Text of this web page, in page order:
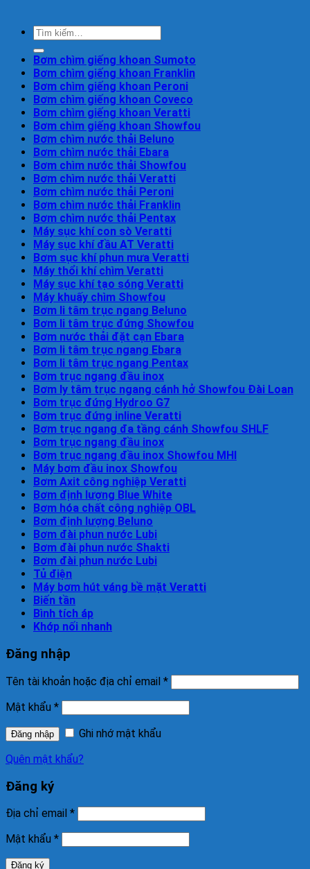
Bơm chìm giếng khoan Sumoto
Bơm chìm giếng khoan Franklin
Bơm chìm giếng khoan Peroni
Bơm chìm giếng khoan Coveco
Bơm chìm giếng khoan Veratti
Bơm chìm giếng khoan Showfou
Bơm chìm nước thải Beluno
Bơm chìm nước thải Ebara
Bơm chìm nước thải Showfou
Bơm chìm nước thải Veratti
Bơm chìm nước thải Peroni
Bơm chìm nước thải Franklin
Bơm chìm nước thải Pentax
Máy sục khí con sò Veratti
Máy sục khí đầu AT Veratti
Bơm sục khí phun mưa Veratti
Máy thổi khí chìm Veratti
Máy sục khí tạo sóng Veratti
Máy khuấy chìm Showfou
Bơm li tâm trục ngang Beluno
Bơm li tâm trục đứng Showfou
Bơm nước thải đặt cạn Ebara
Bơm li tâm trục ngang Ebara
Bơm li tâm trục ngang Pentax
Bơm trục ngang đầu inox
Bơm ly tâm trục ngang cánh hở Showfou Đài Loan
Bơm trục đứng Hydroo G7
Bơm trục đứng inline Veratti
Bơm trục ngang đa tầng cánh Showfou SHLF
Bơm trục ngang đầu inox
Bơm trục ngang đầu inox Showfou MHI
Máy bơm đầu inox Showfou
Bơm Axit công nghiệp Veratti
Bơm định lượng Blue White
Bơm hóa chất công nghiệp OBL
Bơm định lượng Beluno
Bơm đài phun nước Lubi
Bơm đài phun nước Shakti
Bơm đài phun nước Lubi
Tủ điện
Máy bơm hút váng bề mặt Veratti
Biến tần
Bình tích áp
Khớp nối nhanh
Đăng nhập
Tên tài khoản hoặc địa chỉ email *
Mật khẩu *
Đăng nhập
Ghi nhớ mật khẩu
Quên mật khẩu?
Đăng ký
Địa chỉ email *
Mật khẩu *
Đăng ký